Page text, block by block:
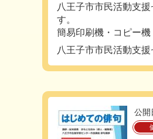
八王子市市民活動支
す。
簡易印刷機・コピー機
八王子市市民活動支援
公開